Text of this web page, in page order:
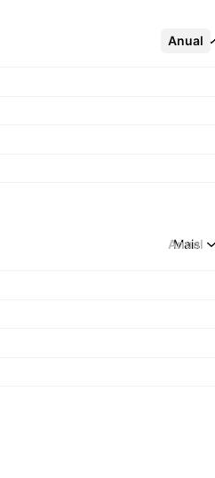
Anual
Mais
Anual
Mais